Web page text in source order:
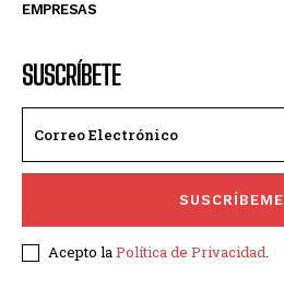
EMPRESAS
SUSCRÍBETE
SUSCRÍBEME
Acepto laPolítica de Privacidad.